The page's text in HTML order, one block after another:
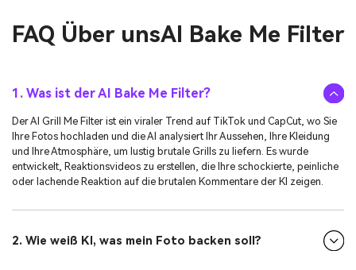
FAQ Über unsAI Bake Me Filter
1. Was ist der AI Bake Me Filter?
Der AI Grill Me Filter ist ein viraler Trend auf TikTok und CapCut, wo Sie
Ihre Fotos hochladen und die AI analysiert Ihr Aussehen, Ihre Kleidung
und Ihre Atmosphäre, um lustig brutale Grills zu liefern. Es wurde
entwickelt, Reaktionsvideos zu erstellen, die Ihre schockierte, peinliche
oder lachende Reaktion auf die brutalen Kommentare der KI zeigen.
2. Wie weiß KI, was mein Foto backen soll?